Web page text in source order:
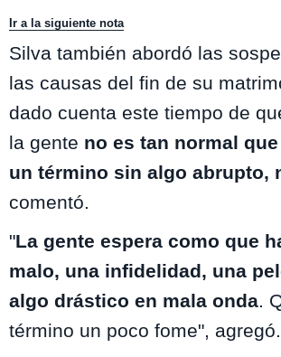
Ir a la siguiente nota
Silva también abordó las
las causas del fin de su
dado cuenta este tiempo de
la gente no es tan normal
un término sin algo abrupto,
comentó.
"La gente espera como que
malo, una infidelidad, una
algo drástico en mala onda.
término un poco fome", agregó.